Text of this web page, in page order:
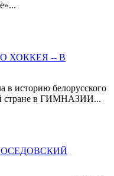
ХОККЕЯ -- В
в историю белорусского
стране в ГИМНАЗИИ...